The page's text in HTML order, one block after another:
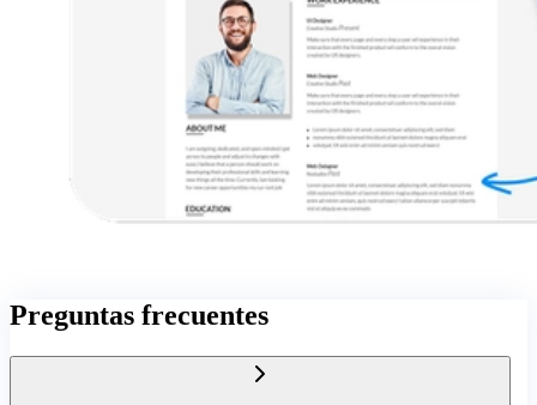
Preguntas frecuentes